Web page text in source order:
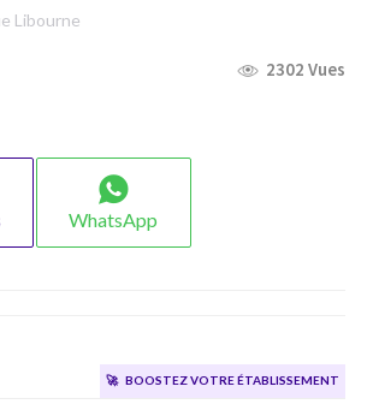
Libourne
2302 Vues
WhatsApp
🚀 Boostez votre établissement